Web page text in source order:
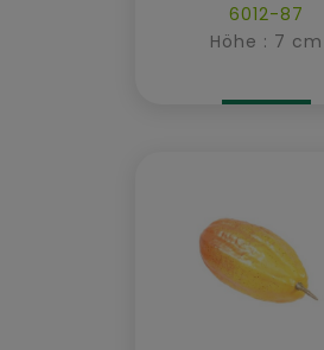
6012-87
Höhe : 7 cm